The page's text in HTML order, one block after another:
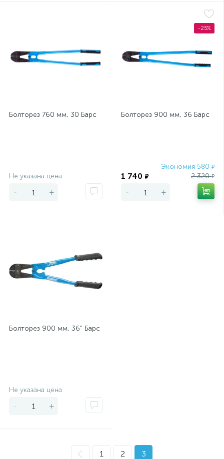
Болторез 760 мм, 30 Барс
Не указана цена
- +
-25%
Болторез 900 мм, 36 Барс
Экономия 580 ₽
1 740 ₽ 2 320₽
- +
Болторез 900 мм, 36" Барс
Не указана цена
- +
1 2 3